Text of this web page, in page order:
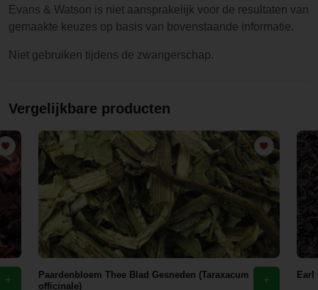
Evans & Watson is niet aansprakelijk voor de resultaten van
gemaakte keuzes op basis van bovenstaande informatie.
Niet gebruiken tijdens de zwangerschap.
Vergelijkbare producten
Paardenbloem Thee Blad Gesneden (Taraxacum
officinale)
Earl